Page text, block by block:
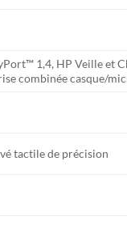
1,4, HP Veille et
combinée casque/
tactile de précision